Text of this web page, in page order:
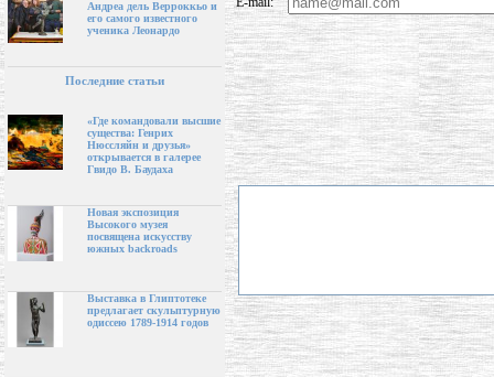
Андреа дель Верроккьо и
его самого известного
ученика Леонардо
Последние статьи
«Где командовали высшие
существа: Генрих
Нюссляйн и друзья»
открывается в галерее
Гвидо В. Баудаха
Новая экспозиция
Высокого музея
посвящена искусству
южных backroads
Выставка в Глиптотеке
предлагает скульптурную
одиссею 1789-1914 годов